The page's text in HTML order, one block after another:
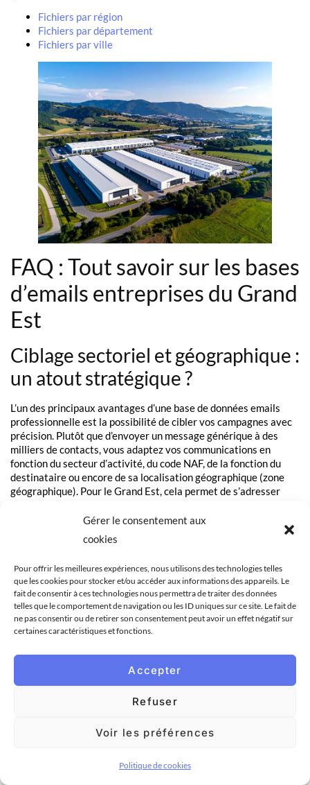
Gérer le consentement aux
cookies
Pour offrir les meilleures expériences, nous utilisons des technologies telles
que les cookies pour stocker et/ou accéder aux informations des appareils. Le
fait de consentir à ces technologies nous permettra de traiter des données
telles que le comportement de navigation ou les ID uniques sur ce site. Le fait de
ne pas consentir ou de retirer son consentement peut avoir un effet négatif sur
certaines caractéristiques et fonctions.
Accepter
Refuser
Voir les préférences
Politique de cookies
Fichiers par région
Fichiers par département
Fichiers par ville
FAQ : Tout savoir sur les bases
d’emails entreprises du Grand
Est
Ciblage sectoriel et géographique :
un atout stratégique ?
L’un des principaux avantages d’une base de données emails
professionnelle est la possibilité de cibler vos campagnes avec
précision. Plutôt que d’envoyer un message générique à des
milliers de contacts, vous adaptez vos communications en
fonction du secteur d’activité, du code NAF, de la fonction du
destinataire ou encore de sa localisation géographique (zone
géographique). Pour le Grand Est, cela permet de s’adresser
marnais, augmentant ainsi considérablement l’impact de votre
Quelles sont les garanties de
conformité et de délivrabilité ?
Pour garantir un achat rentable, il est indispensable d’évaluer
chaque offre selon le prix réel, la qualité des contacts, la
sont issus de sources légales, journaux officiels, ordres
professionnels et partenaires exclusifs. Cette analyse protège
contre les bases obsolètes ou incomplètes et maximise la
réussite de vos actions marketing en s’assurant que vos emails
Le RGPD impacte-t-il les règles en
matière de prospection B2B ?